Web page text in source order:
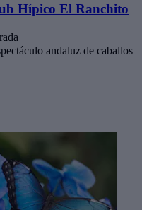
Hípico El Ranchito
andaluz de caballos